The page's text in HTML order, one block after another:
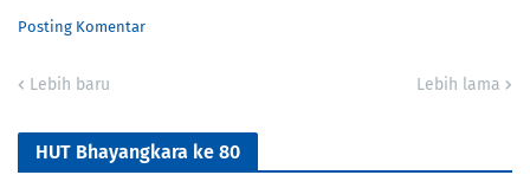
Posting Komentar
Lebih baru Lebih lama
HUT Bhayangkara ke 80